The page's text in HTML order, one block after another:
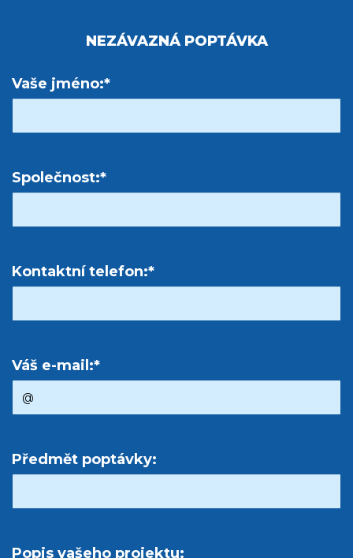
NEZÁVAZNÁ POPTÁVKA
Vaše jméno:*
Společnost:*
Kontaktní telefon:*
Váš e-mail:*
Předmět poptávky:
Popis vašeho projektu: